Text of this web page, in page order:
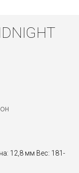
12,8 мм Вес: 181-